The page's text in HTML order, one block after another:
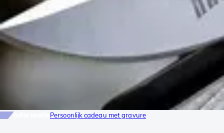
Persoonlijk cadeau met gravure